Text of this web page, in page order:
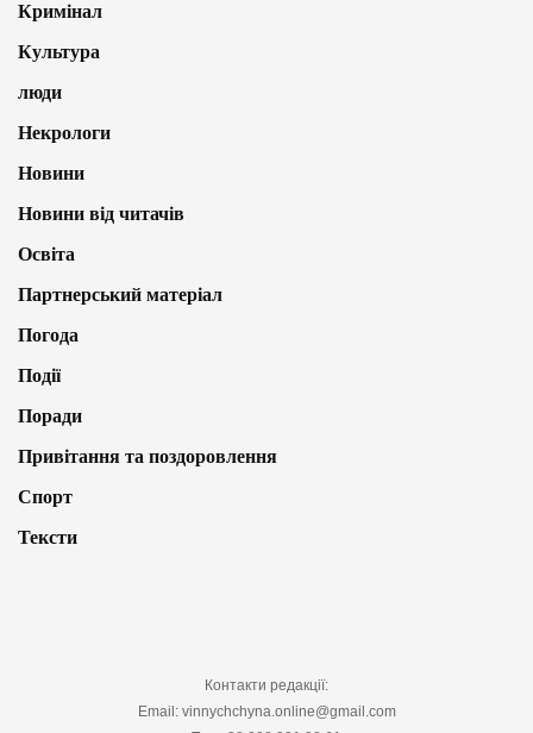
Кримінал
Культура
люди
Некрологи
Новини
Новини від читачів
Освіта
Партнерський матеріал
Погода
Події
Поради
Привітання та поздоровлення
Спорт
Тексти
Контакти редакції:
Email: vinnychchyna.online@gmail.com